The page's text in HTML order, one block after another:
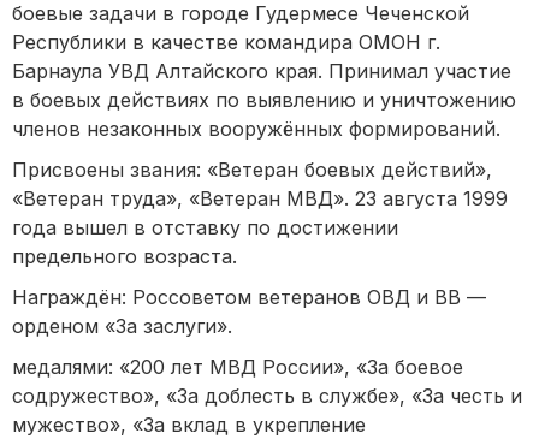
боевые задачи в городе Гудермесе Чеченской
Республики в качестве командира ОМОН г.
Барнаула УВД Алтайского края. Принимал участие
в боевых действиях по выявлению и уничтожению
членов незаконных вооружённых формирований.
Присвоены звания: «Ветеран боевых действий»,
«Ветеран труда», «Ветеран МВД». 23 августа 1999
года вышел в отставку по достижении
предельного возраста.
Награждён: Россоветом ветеранов ОВД и ВВ —
орденом «За заслуги».
медалями: «200 лет МВД России», «За боевое
содружество», «За доблесть в службе», «За честь и
мужество», «За вклад в укрепление